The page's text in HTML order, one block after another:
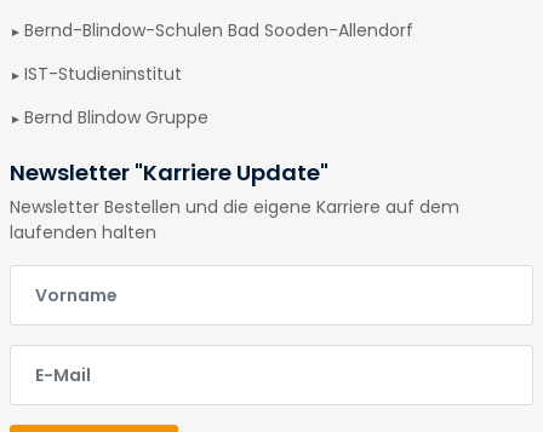
Bernd-Blindow-Schulen Bad Sooden-Allendorf
IST-Studieninstitut
Bernd Blindow Gruppe
Newsletter "Karriere Update"
Newsletter Bestellen und die eigene Karriere auf dem
laufenden halten